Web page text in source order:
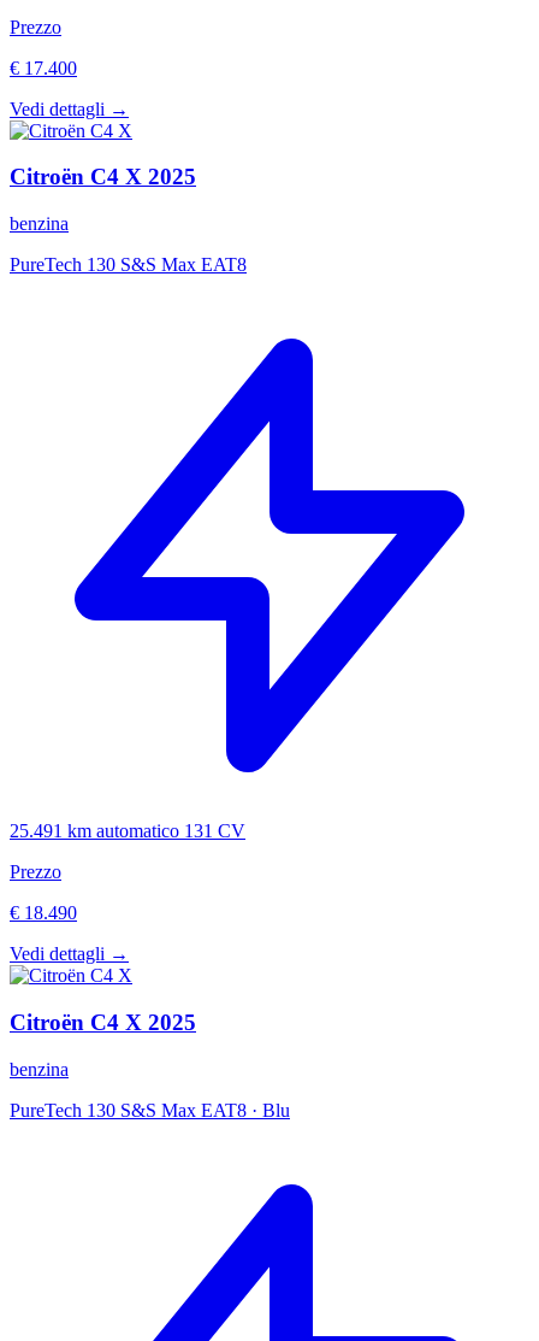
Prezzo
€ 17.400
Vedi dettagli →
Citroën C4 X 2025
benzina
PureTech 130 S&S Max EAT8
25.491 km automatico 131 CV
Prezzo
€ 18.490
Vedi dettagli →
Citroën C4 X 2025
benzina
PureTech 130 S&S Max EAT8 · Blu